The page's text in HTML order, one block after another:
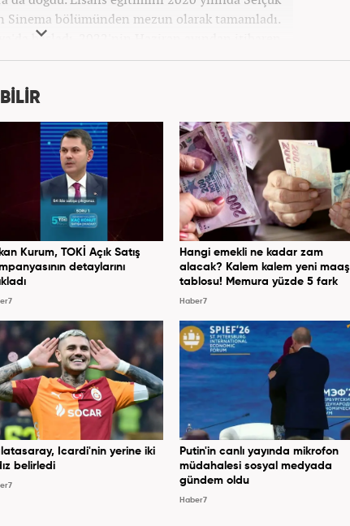
Sinema bölümünden mezun olarak tamamladı.
başladı. 2022'nin Haziran ayından itibaren
mesleki hayatına devam etmektedir.
Kurum, TOKİ Açık Satış
detaylarını
Hangi emekli ne kadar zam
alacak? Kalem kalem yeni maaş
tablosu! Memura yüzde 5 fark
Haber7
Icardi'nin yerine iki
belirledi
Putin'in canlı yayında mikrofon
müdahalesi sosyal medyada
gündem oldu
Haber7